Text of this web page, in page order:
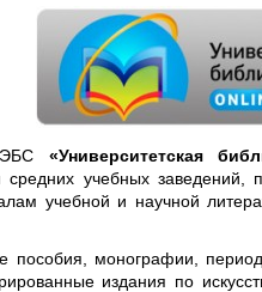
ЭБС «Университетская
учебных заведений,
учебной и научной
пособия, монографии,
издания по